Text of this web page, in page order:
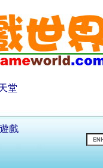
堂
戲